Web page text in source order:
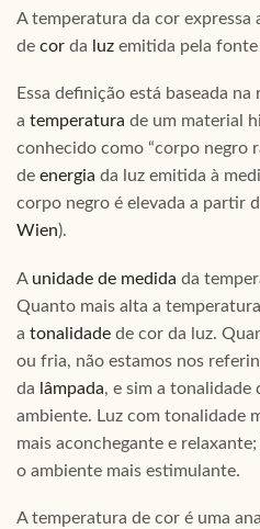
A temperatura da cor expressa
de cor da luz emitida pela fonte
Essa definição está baseada na
a temperatura de um material
conhecido como “corpo negro
de energia da luz emitida à
corpo negro é elevada a partir
Wien).
A unidade de medida da
Quanto mais alta a
a tonalidade de cor da luz.
ou fria, não estamos nos
da lâmpada, e sim a tonalidade
ambiente. Luz com tonalidade
mais aconchegante e
o ambiente mais estimulante.
A temperatura de cor é uma